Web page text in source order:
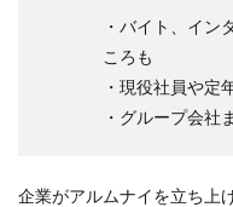
・バイト、イン
ころも
・現役社員や定
・グループ会社
企業がアルムナイを立ち上